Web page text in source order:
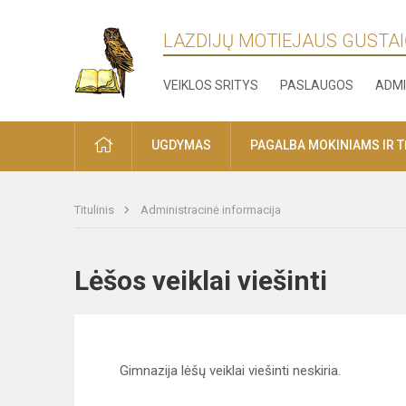
LAZDIJŲ MOTIEJAUS
VEIKLOS SRITYS PASLAUGOS
PRADŽIAUGDYMAS PAGALBA MOKINIAMS IR
Titulinis Administracinė informacija
Lėšos veiklai viešinti
Gimnazija lėšų veiklai viešinti neskiria.